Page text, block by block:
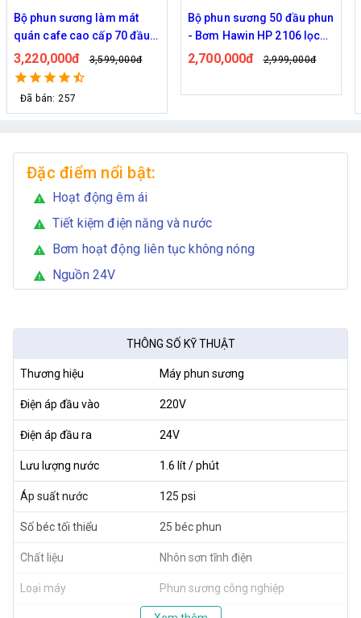
Bộ phun sương làm mát
quán cafe cao cấp 70 đầu
phun
3,220,000đ 3,599,000đ
Đã bán: 257
Bộ phun sương 50 đầu phun
- Bơm Hawin HP 2106 lọc
rác 50M dây
2,700,000đ 2,999,000đ
Đặc điểm nổi bật:
warning Hoạt động êm ái
warning Tiết kiệm điện năng và nước
warning Bơm hoạt động liên tục không nóng
warning Nguồn 24V
THÔNG SỐ KỸ THUẬT
Thương hiệu Máy phun sương
Điện áp đầu vào 220V
Điện áp đầu ra 24V
Lưu lượng nước 1.6 lít / phút
Áp suất nước 125 psi
Số béc tối thiểu 25 béc phun
Chất liệu Nhôn sơn tĩnh điện
Loại máy Phun sương công nghiệp